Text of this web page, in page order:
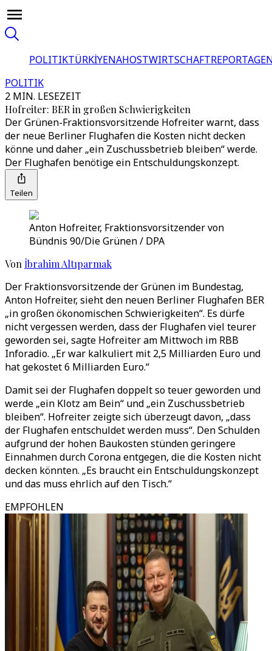
POLITIKTÜRKİYENAHOSTWIRTSCHAFT
POLITIK
2 MIN. LESEZEIT
Hofreiter: BER in großen Schwierigkeiten
Der Grünen-Fraktionsvorsitzende Hofreiter warnt, dass
der neue Berliner Flughafen die Kosten nicht decken
könne und daher „ein Zuschussbetrieb bleiben“ werde.
Der Flughafen benötige ein Entschuldungskonzept.
Teilen
Anton Hofreiter, Fraktionsvorsitzender von
Bündnis 90/Die Grünen / DPA
Von İbrahim Altıparmak
Der Fraktionsvorsitzende der Grünen im Bundestag,
Anton Hofreiter, sieht den neuen Berliner Flughafen BER
„in großen ökonomischen Schwierigkeiten“. Es dürfe
nicht vergessen werden, dass der Flughafen viel teurer
geworden sei, sagte Hofreiter am Mittwoch im RBB
Inforadio. „Er war kalkuliert mit 2,5 Milliarden Euro und
hat gekostet 6 Milliarden Euro.“
Damit sei der Flughafen doppelt so teuer geworden und
werde „ein Klotz am Bein“ und „ein Zuschussbetrieb
bleiben“. Hofreiter zeigte sich überzeugt davon, „dass
der Flughafen entschuldet werden muss“. Den Schulden
aufgrund der hohen Baukosten stünden geringere
Einnahmen durch Corona entgegen, die die Kosten nicht
decken könnten. „Es braucht ein Entschuldungskonzept
und das muss ehrlich auf den Tisch.“
EMPFOHLEN